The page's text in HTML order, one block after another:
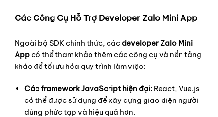
Các Công Cụ Hỗ Trợ Developer Zalo Mini App
Ngoài bộ SDK chính thức, các developer Zalo Mini
App có thể tham khảo thêm các công cụ và nền tảng
khác để tối ưu hóa quy trình làm việc:
Các framework JavaScript hiện đại: React, Vue.js
có thể được sử dụng để xây dựng giao diện người
dùng phức tạp và hiệu quả hơn.